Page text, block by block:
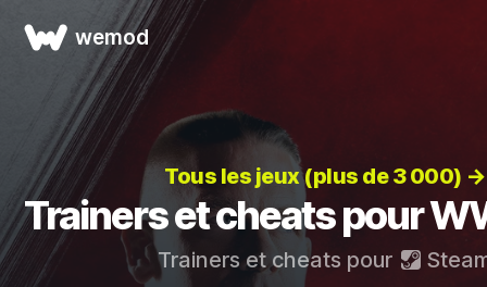
wemod
Tous les jeux (plus de 3 000) →
Trainers et cheats pour
Trainers et cheats pour